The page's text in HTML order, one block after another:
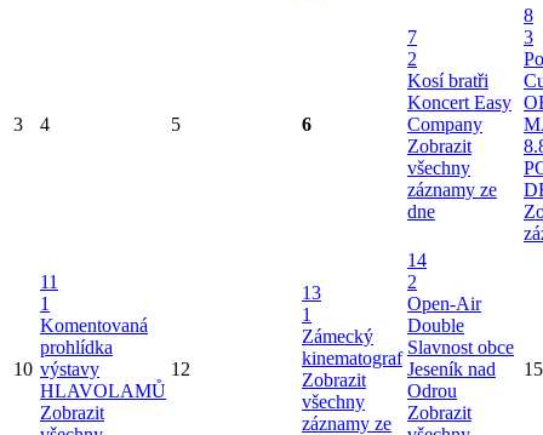
3 4 5 6
7
2
Kosí bratři
Koncert Easy
Company
Zobrazit
všechny
záznamy ze
dne
8
3
10
11
1
Komentovaná
prohlídka
výstavy
HLAVOLAMŮ
Zobrazit
12
13
1
Zámecký
kinematograf
Zobrazit
všechny
záznamy ze
14
2
Open-Air
Double
Slavnost obce
Jeseník nad
Odrou
Zobrazit
15